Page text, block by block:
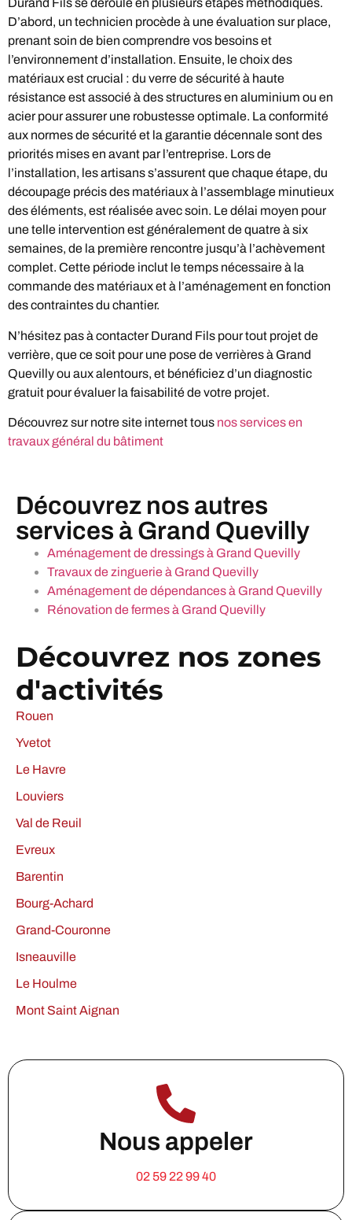
Durand Fils se déroule en plusieurs étapes méthodiques.
D’abord, un technicien procède à une évaluation sur place,
prenant soin de bien comprendre vos besoins et
l’environnement d’installation. Ensuite, le choix des
matériaux est crucial : du verre de sécurité à haute
résistance est associé à des structures en aluminium ou en
acier pour assurer une robustesse optimale. La conformité
aux normes de sécurité et la garantie décennale sont des
priorités mises en avant par l’entreprise. Lors de
l’installation, les artisans s’assurent que chaque étape, du
découpage précis des matériaux à l’assemblage minutieux
des éléments, est réalisée avec soin. Le délai moyen pour
une telle intervention est généralement de quatre à six
semaines, de la première rencontre jusqu’à l’achèvement
complet. Cette période inclut le temps nécessaire à la
commande des matériaux et à l’aménagement en fonction
des contraintes du chantier.
N’hésitez pas à contacter Durand Fils pour tout projet de
verrière, que ce soit pour une pose de verrières à Grand
Quevilly ou aux alentours, et bénéficiez d’un diagnostic
gratuit pour évaluer la faisabilité de votre projet.
Découvrez sur notre site internet tous nos services en
travaux général du bâtiment
Découvrez nos autres
services à Grand Quevilly
Aménagement de dressings à Grand Quevilly
Travaux de zinguerie à Grand Quevilly
Aménagement de dépendances à Grand Quevilly
Rénovation de fermes à Grand Quevilly
Découvrez nos zones
d'activités
Rouen
Yvetot
Le Havre
Louviers
Val de Reuil
Evreux
Barentin
Bourg-Achard
Grand-Couronne
Isneauville
Le Houlme
Mont Saint Aignan
Nous appeler
02 59 22 99 40